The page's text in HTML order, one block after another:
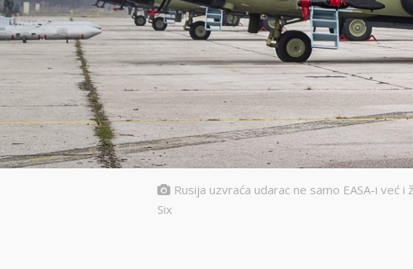
Rusija uzvraća udarac ne samo EASA-i
Six